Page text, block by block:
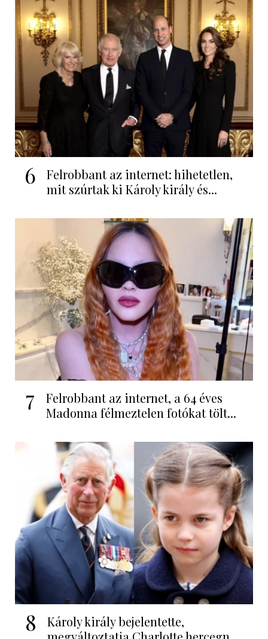
6
Felrobbant az internet: hihetetlen,
mit szúrtak ki Károly király és...
7
Felrobbant az internet, a 64 éves
Madonna félmeztelen fotókat tölt...
8
Károly király bejelentette,